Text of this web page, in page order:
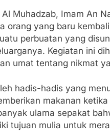
Al Muhadzab, Imam An
orang yang baru
perbuatan yang
Kegiatan ini
umat tentang nikmat
hadis-hadis yang
makanan
ulama sepakat
tujuan mulia untuk